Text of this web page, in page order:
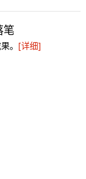
笔
。 [详细]